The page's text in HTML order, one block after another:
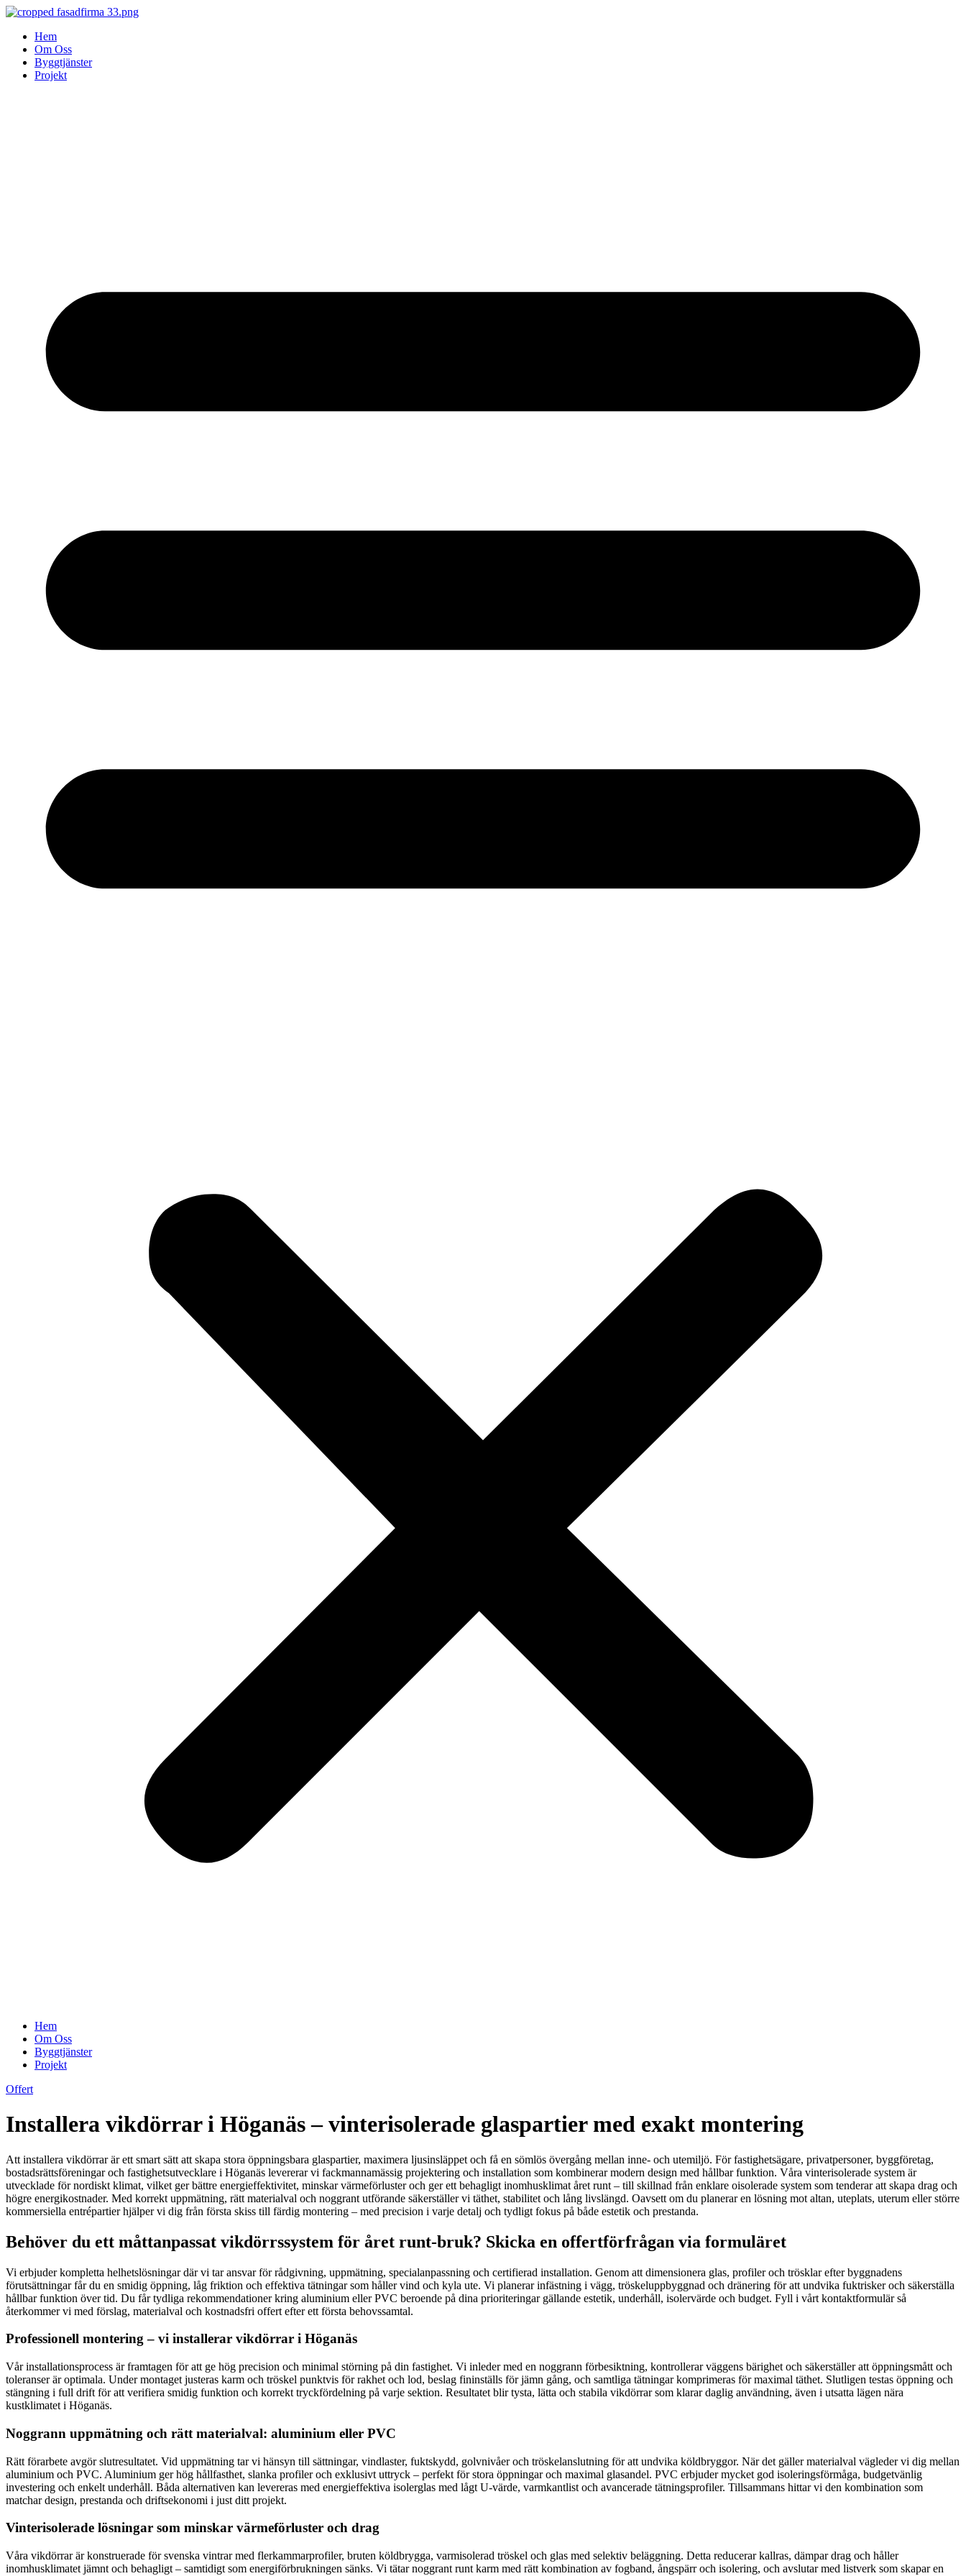
Skip
contentHem
Om Oss
Byggtjänster
Projekt
Hem
Om Oss
Byggtjänster
Projekt
Offert
Installera vikdörrar i Höganäs – vinterisolerade glaspartier med exakt montering
Att installera vikdörrar är ett smart sätt att skapa stora öppningsbara glaspartier, maximera ljusinsläppet och få en sömlös övergång mellan inne- och utemiljö. För fastighetsägare, privatpersoner, byggföretag,
bostadsrättsföreningar och fastighetsutvecklare i Höganäs levererar vi fackmannamässig projektering och installation som kombinerar modern design med hållbar funktion. Våra vinterisolerade system är
utvecklade för nordiskt klimat, vilket ger bättre energieffektivitet, minskar värmeförluster och ger ett behagligt inomhusklimat året runt – till skillnad från enklare oisolerade system som tenderar att skapa drag och
högre energikostnader. Med korrekt uppmätning, rätt materialval och noggrant utförande säkerställer vi täthet, stabilitet och lång livslängd. Oavsett om du planerar en lösning mot altan, uteplats, uterum eller större
kommersiella entrépartier hjälper vi dig från första skiss till färdig montering – med precision i varje detalj och tydligt fokus på både estetik och prestanda.
Behöver du ett måttanpassat vikdörrssystem för året runt-bruk? Skicka en offertförfrågan via formuläret
Vi erbjuder kompletta helhetslösningar där vi tar ansvar för rådgivning, uppmätning, specialanpassning och certifierad installation. Genom att dimensionera glas, profiler och trösklar efter byggnadens
förutsättningar får du en smidig öppning, låg friktion och effektiva tätningar som håller vind och kyla ute. Vi planerar infästning i vägg, tröskeluppbyggnad och dränering för att undvika fuktrisker och säkerställa
hållbar funktion över tid. Du får tydliga rekommendationer kring aluminium eller PVC beroende på dina prioriteringar gällande estetik, underhåll, isolervärde och budget. Fyll i vårt kontaktformulär så
återkommer vi med förslag, materialval och kostnadsfri offert efter ett första behovssamtal.
Professionell montering – vi installerar vikdörrar i Höganäs
Vår installationsprocess är framtagen för att ge hög precision och minimal störning på din fastighet. Vi inleder med en noggrann förbesiktning, kontrollerar väggens bärighet och säkerställer att öppningsmått och
toleranser är optimala. Under montaget justeras karm och tröskel punktvis för rakhet och lod, beslag fininställs för jämn gång, och samtliga tätningar komprimeras för maximal täthet. Slutligen testas öppning och
stängning i full drift för att verifiera smidig funktion och korrekt tryckfördelning på varje sektion. Resultatet blir tysta, lätta och stabila vikdörrar som klarar daglig användning, även i utsatta lägen nära
kustklimatet i Höganäs.
Noggrann uppmätning och rätt materialval: aluminium eller PVC
Rätt förarbete avgör slutresultatet. Vid uppmätning tar vi hänsyn till sättningar, vindlaster, fuktskydd, golvnivåer och tröskelanslutning för att undvika köldbryggor. När det gäller materialval vägleder vi dig mellan
aluminium och PVC. Aluminium ger hög hållfasthet, slanka profiler och exklusivt uttryck – perfekt för stora öppningar och maximal glasandel. PVC erbjuder mycket god isoleringsförmåga, budgetvänlig
investering och enkelt underhåll. Båda alternativen kan levereras med energieffektiva isolerglas med lågt U-värde, varmkantlist och avancerade tätningsprofiler. Tillsammans hittar vi den kombination som
matchar design, prestanda och driftsekonomi i just ditt projekt.
Vinterisolerade lösningar som minskar värmeförluster och drag
Våra vikdörrar är konstruerade för svenska vintrar med flerkammarprofiler, bruten köldbrygga, varmisolerad tröskel och glas med selektiv beläggning. Detta reducerar kallras, dämpar drag och håller
inomhusklimatet jämnt och behagligt – samtidigt som energiförbrukningen sänks. Vi tätar noggrant runt karm med rätt kombination av fogband, ångspärr och isolering, och avslutar med listverk som skapar en